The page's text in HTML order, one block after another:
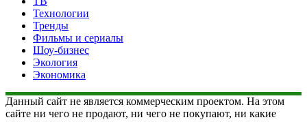
Технологии
Тренды
Фильмы и сериалы
Шоу-бизнес
Экология
Экономика
Данный сайт не является коммерческим проектом. На этом
сайте ни чего не продают, ни чего не покупают, ни какие